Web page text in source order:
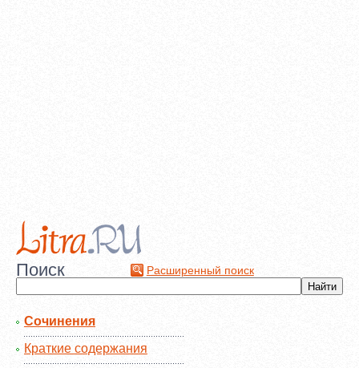
Поиск Расширенный поиск
Сочинения
Краткие содержания